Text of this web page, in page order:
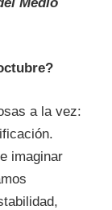
a la vez:
imaginar